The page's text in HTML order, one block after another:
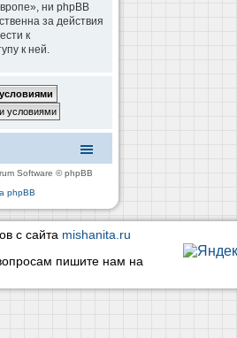
ни phpBB
за действия
к
к ней.
Software © phpBB
phpBB
с сайта mishanita.ru
пишите нам на